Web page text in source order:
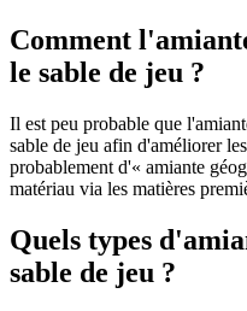
Comment
le sable de jeu ?
Il est peu probable que
sable de jeu afin d'améliorer
probablement d'« amiante
matériau via les matières
Quels types
sable de jeu ?